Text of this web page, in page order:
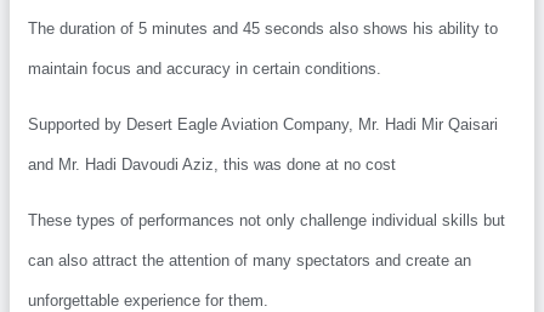
The duration of 5 minutes and 45 seconds also shows his ability to
maintain focus and accuracy in certain conditions.
Supported by Desert Eagle Aviation Company, Mr. Hadi Mir Qaisari
and Mr. Hadi Davoudi Aziz, this was done at no cost
These types of performances not only challenge individual skills
can also attract the attention of many spectators and create an
unforgettable experience for them.